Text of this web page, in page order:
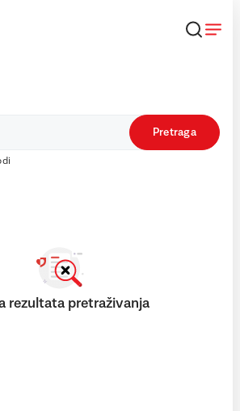
Pretraga
rezultata pretraživanja